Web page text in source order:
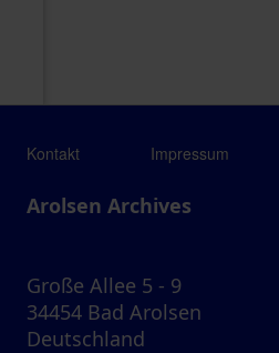
Kontakt Impressum
Arolsen Archives
Große Allee 5 - 9
34454 Bad Arolsen
Deutschland